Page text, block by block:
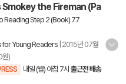
the Fireman (Pa
Reading Step 2 (Book) 77
Young Readers 2015년 07월
원)
내일 (월) 아침 7시 출근전 배송